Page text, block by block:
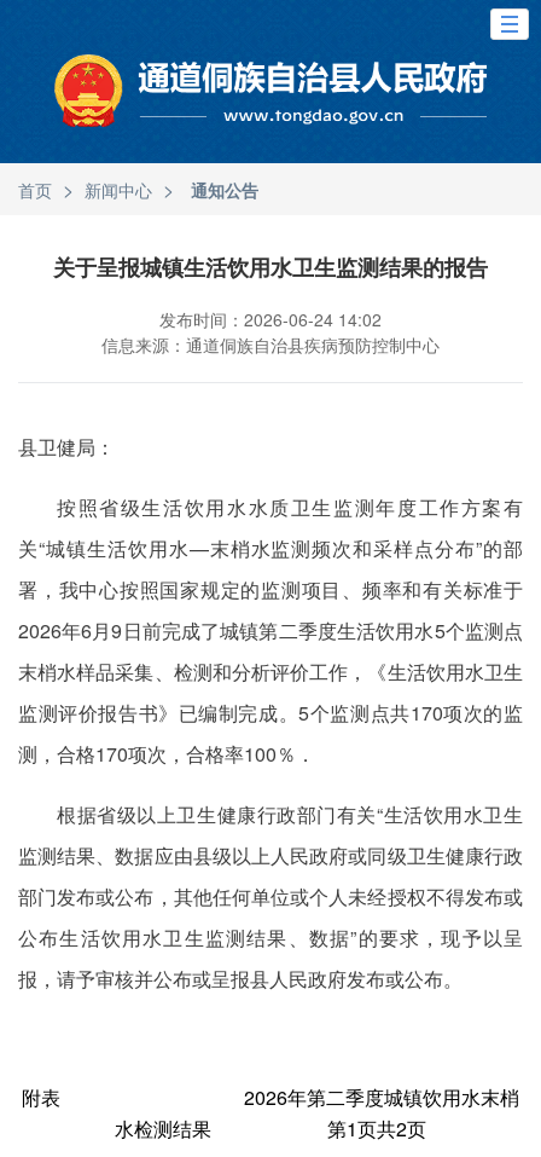
首页 > 新闻中心 > 通知公告
关于呈报城镇生活饮用水卫生监测结果的报告
发布时间：2026-06-24 14:02
信息来源：通道侗族自治县疾病预防控制中心
县卫健局：
按照省级生活饮用水水质卫生监测年度工作方案有
关“城镇生活饮用水—末梢水监测频次和采样点分布”的部
署，我中心按照国家规定的监测项目、频率和有关标准于
2026年6月9日前完成了城镇第二季度生活饮用水5个监测点
末梢水样品采集、检测和分析评价工作，《生活饮用水卫生
监测评价报告书》已编制完成。5个监测点共170项次的监
测，合格170项次，合格率100％．
根据省级以上卫生健康行政部门有关“生活饮用水卫生
监测结果、数据应由县级以上人民政府或同级卫生健康行政
部门发布或公布，其他任何单位或个人未经授权不得发布或
公布生活饮用水卫生监测结果、数据”的要求，现予以呈
报，请予审核并公布或呈报县人民政府发布或公布。
附表 2026年第二季度城镇饮用水末梢
水检测结果
第1页共2页